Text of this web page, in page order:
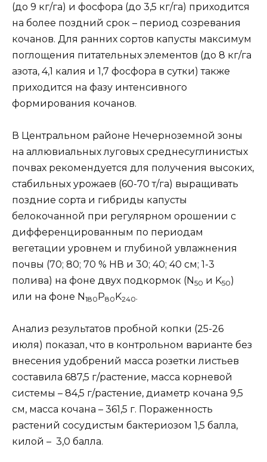
(до 9 кг/га) и фосфора (до 3,5 кг/га) приходится
на более поздний срок – период созревания
кочанов. Для ранних сортов капусты максимум
поглощения питательных элементов (до 8 кг/га
азота, 4,1 калия и 1,7 фосфора в сутки) также
приходится на фазу интенсивного
формирования кочанов.
В Центральном районе Нечерноземной зоны
на аллювиальных луговых среднесуглинистых
почвах рекомендуется для получения высоких,
стабильных урожаев (60-70 т/га) выращивать
поздние сорта и гибриды капусты
белокочанной при регулярном орошении с
дифференцированным по периодам
вегетации уровнем и глубиной увлажнения
почвы (70; 80; 70 % НВ и 30; 40; 40 см; 1-3
полива) на фоне двух подкормок (N50 и K50)
или на фоне N180P80K240.
Анализ результатов пробной копки (25-26
июля) показал, что в контрольном варианте без
внесения удобрений масса розетки листьев
составила 687,5 г/растение, масса корневой
системы – 84,5 г/растение, диаметр кочана 9,5
см, масса кочана – 361,5 г. Пораженность
растений сосудистым бактериозом 1,5 балла,
килой – 3,0 балла.